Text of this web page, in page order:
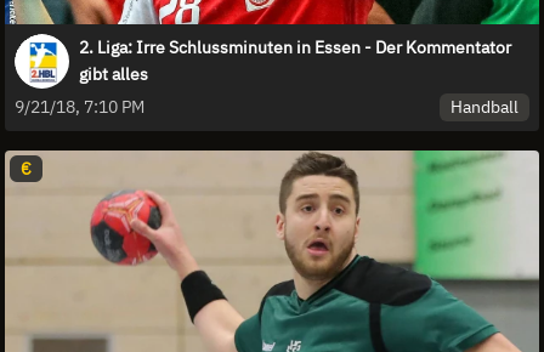
2. Liga: Irre Schlussminuten in Essen - Der Kommentator
gibt alles
9/21/18, 7:10 PM
Handball
€